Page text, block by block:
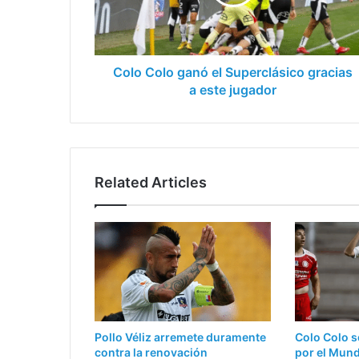
gracias
a
este
jugador
Colo Colo ganó el Superclásico gracias
a este jugador
Related Articles
Pollo Véliz arremete duramente
contra la renovación
Colo Colo
por el